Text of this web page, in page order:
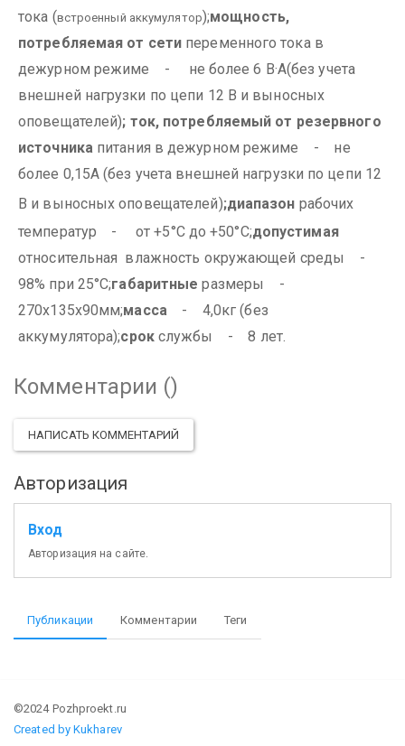
тока (встроенный аккумулятор);мощность,
потребляемая от сети переменного тока в
дежурном режиме - не более 6 В·А(без учета
внешней нагрузки по цепи 12 В и выносных
оповещателей); ток, потребляемый от резервного
источника питания в дежурном режиме - не
более 0,15А (без учета внешней нагрузки по цепи 12
В и выносных оповещателей);диапазон рабочих
температур - от +5°С до +50°С;допустимая
относительная влажность окружающей среды -
98% при 25°С;габаритные размеры -
270х135х90мм;масса - 4,0кг (без
аккумулятора);срокслужбы - 8 лет.
Комментарии ()
НАПИСАТЬ КОММЕНТАРИЙ
Авторизация
Вход
Авторизация на сайте.
Публикации Комментарии Теги
©2024 Pozhproekt.ru
Created by Kukharev